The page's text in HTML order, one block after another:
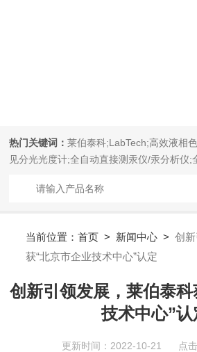
热门关键词：莱伯泰科;LabTech;高效液相
见分光光度计;全自动直接测汞仪/汞分析仪;
消解萃取系统;微波合成系统;微波灰化磺化
统;Dryvap全自动溶剂蒸发系统;激光固体烧
设计与工程;通风柜;化学安全柜;AAICPICP-
配件
当前位置：首页 > 新闻中心 >创
获“北京市企业技术中心”认定
创新引领发展，莱伯泰
技术中心”认
更新时间：2022-10-21 点击